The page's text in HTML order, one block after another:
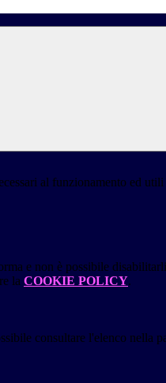
al funzionamento ed
e non è possibile
la COOKIE POLICY.
consultare l'elenco nella